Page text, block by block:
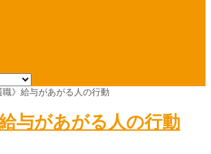
職》給与があがる人の行動
給与があがる人の行動